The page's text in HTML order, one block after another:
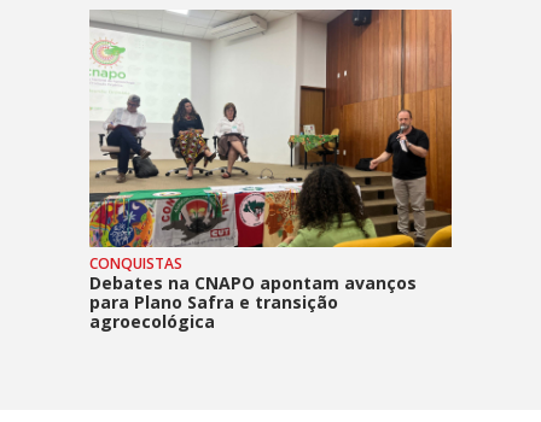
CONQUISTAS
Debates na CNAPO apontam avanços
para Plano Safra e transição
agroecológica